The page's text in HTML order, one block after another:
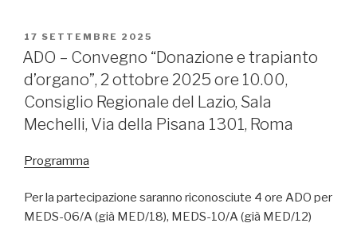
PUBBLICATO
IL
17 SETTEMBRE 2025
ADO – Convegno “Donazione e trapianto
d’organo”, 2 ottobre 2025 ore 10.00,
Consiglio Regionale del Lazio, Sala
Mechelli, Via della Pisana 1301, Roma
Programma
Per la partecipazione saranno riconosciute 4 ore ADO per
MEDS-06/A (già MED/18), MEDS-10/A (già MED/12)